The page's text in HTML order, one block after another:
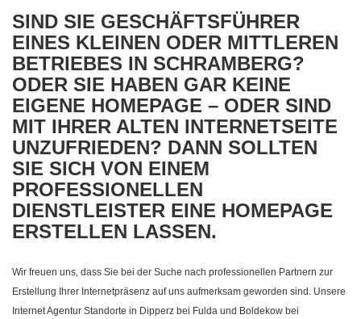
SIND SIE GESCHÄFTSFÜHRER
EINES KLEINEN ODER MITTLEREN
BETRIEBES IN SCHRAMBERG?
ODER SIE HABEN GAR KEINE
EIGENE HOMEPAGE – ODER SIND
MIT IHRER ALTEN INTERNETSEITE
UNZUFRIEDEN? DANN SOLLTEN
SIE SICH VON EINEM
PROFESSIONELLEN
DIENSTLEISTER EINE HOMEPAGE
ERSTELLEN LASSEN.
Wir freuen uns, dass Sie bei der Suche nach professionellen Partnern zur
Erstellung Ihrer Internetpräsenz auf uns aufmerksam geworden sind. Unsere
Internet Agentur Standorte in Dipperz bei Fulda und Boldekow bei